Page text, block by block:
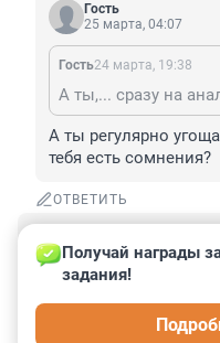
Гость
25 марта, 04:07
Гость24 марта, 19:38
А ты,... сразу на
А ты регулярно
тебя есть сомнения?
ОТВЕТИТЬ
24 марта, 19:29
Рекомендация того же
Ходить в сауну с
Получай награды
задания!